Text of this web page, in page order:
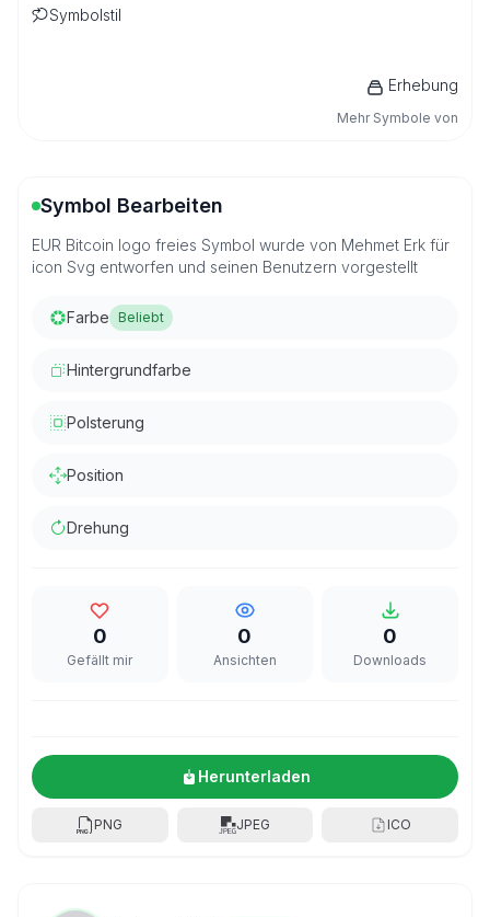
Symbolstil
Erhebung
Mehr Symbole von
Symbol Bearbeiten
EUR Bitcoin logo freies Symbol wurde von Mehmet Erk für
icon Svg entworfen und seinen Benutzern vorgestellt
Farbe Beliebt
Hintergrundfarbe
Polsterung
Position
Drehung
0
Gefällt mir
0
Ansichten
0
Downloads
Herunterladen
PNG JPEG ICO